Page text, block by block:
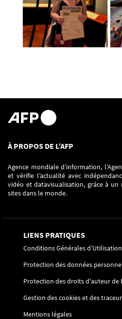
À PROPOS DE L’AFP
Agence mondiale d’information,
et vérifie l’actualité avec
vidéo et datavisualisation, grâce à un
sites dans le monde.
LIENS PRATIQUES
Conditions Générales d’Utilisation
Protection des données
Protection des droits d'auteur de
Gestion des cookies et des
Mentions légales